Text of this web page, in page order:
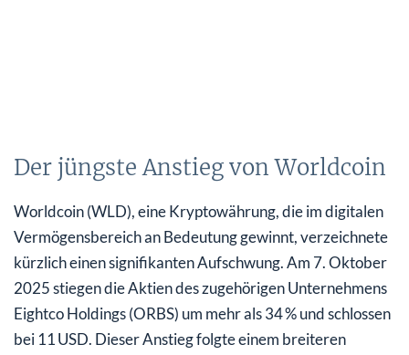
Der jüngste Anstieg von Worldcoin
Worldcoin (WLD), eine Kryptowährung, die im digitalen
Vermögensbereich an Bedeutung gewinnt, verzeichnete
kürzlich einen signifikanten Aufschwung. Am 7. Oktober
2025 stiegen die Aktien des zugehörigen Unternehmens
Eightco Holdings (ORBS) um mehr als 34 % und schlossen
bei 11 USD. Dieser Anstieg folgte einem breiteren